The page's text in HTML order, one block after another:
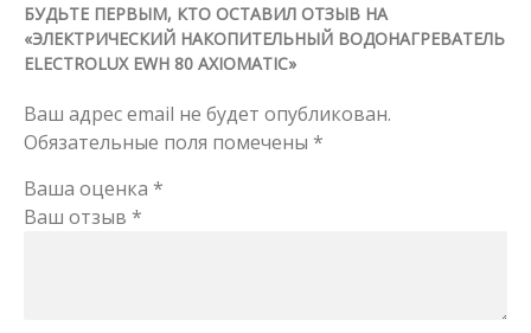
БУДЬТЕ ПЕРВЫМ, КТО ОСТАВИЛ ОТЗЫВ НА
«ЭЛЕКТРИЧЕСКИЙ НАКОПИТЕЛЬНЫЙ ВОДОНАГРЕВАТЕЛЬ
ELECTROLUX EWH 80 AXIOMATIC»
Ваш адрес email не будет опубликован.
Обязательные поля помечены *
Ваша оценка *
Ваш отзыв *